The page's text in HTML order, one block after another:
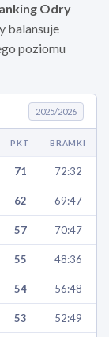
Odry
balansuje
poziomu
2025/2026
PKT BRAMKI
71 72:32
62 69:47
57 70:47
55 48:36
54 56:48
53 52:49